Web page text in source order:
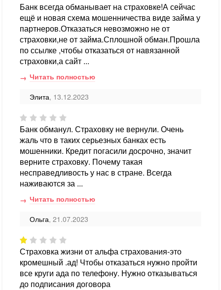
Банк всегда обманывает на страховке!А сейчас
ещё и новая схема мошенничества виде займа у
партнеров.Отказаться невозможно не от
страховки,не от займа.Сплошной обман.Прошла
по ссылке ,чтобы отказаться от навязанной
страховки,а сайт ...
Читать полностью
Элита, 13.12.2023
Банк обманул. Страховку не вернули. Очень
жаль что в таких серьезных банках есть
мошенники. Кредит погасили досрочно, значит
верните страховку. Почему такая
несправедливость у нас в стране. Всегда
наживаются за ...
Читать полностью
Ольга, 21.07.2023
Страховка жизни от альфа страхования-это
кромешный .ад! Чтобы отказаться нужно пройти
все круги ада по телефону. Нужно отказываться
до подписания договора